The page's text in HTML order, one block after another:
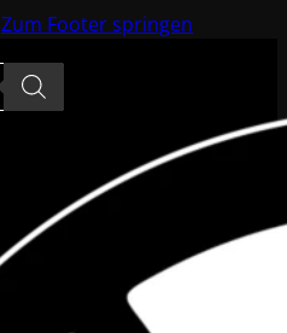
Zum Footer springen